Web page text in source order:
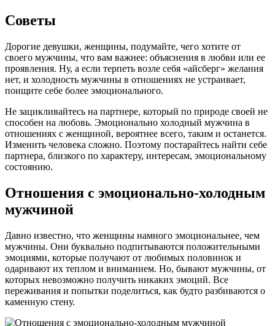
Советы
Дорогие девушки, женщины, подумайте, чего хотите от
своего мужчины, что вам важнее: объяснения в любви или ее
проявления. Ну, а если терпеть возле себя «айсберг» желания
нет, и холодность мужчины в отношениях не устраивает,
поищите себе более эмоционального.
Не зацикливайтесь на партнере, который по природе своей не
способен на любовь. Эмоционально холодный мужчина в
отношениях с женщиной, вероятнее всего, таким и останется.
Изменить человека сложно. Поэтому постарайтесь найти себе
партнера, близкого по характеру, интересам, эмоциональному
состоянию.
Отношения с эмоционально-холодным
мужчиной
Давно известно, что женщины намного эмоциональнее, чем
мужчины. Они буквально подпитываются положительными
эмоциями, которые получают от любимых половинок и
одаривают их теплом и вниманием. Но, бывают мужчины, от
которых невозможно получить никаких эмоций. Все
переживания и попытки поделиться, как будто разбиваются о
каменную стену.